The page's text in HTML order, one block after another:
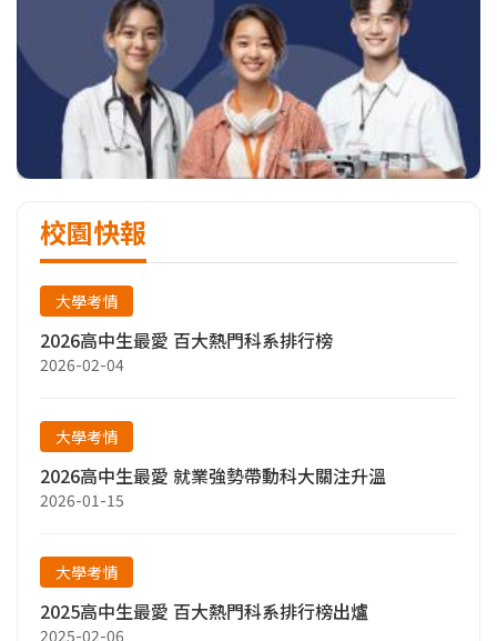
校園快報
大學考情
2026高中生最愛 百大熱門科系排行榜
2026-02-04
大學考情
2026高中生最愛 就業強勢帶動科大關注升溫
2026-01-15
大學考情
2025高中生最愛 百大熱門科系排行榜出爐
2025-02-06